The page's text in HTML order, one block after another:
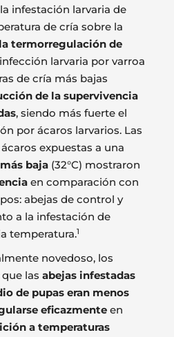
infestación larvaria de
de cría sobre la
termorregulación de
larvaria por varroa
de cría más bajas
de la supervivencia
, siendo más fuerte el
por ácaros larvarios. Las
expuestas a una
baja (32°C) mostraron
en comparación con
abejas de control y
a la infestación de
temperatura.1
novedoso, los
las abejas infestadas
de pupas eran menos
eficazmente en
a temperaturas